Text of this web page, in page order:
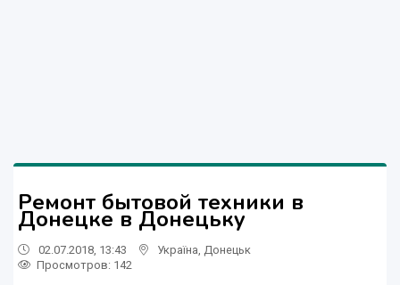
Ремонт бытовой техники в
Донецке в Донецьку
02.07.2018, 13:43 Україна Донецьк
Просмотров: 142